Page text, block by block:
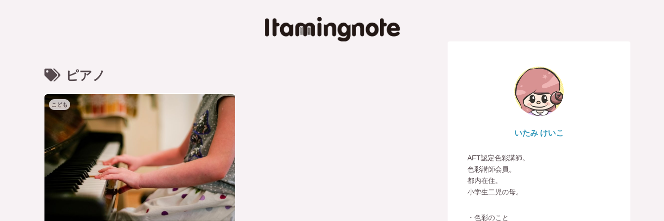
ピアノ
こども
いたみ けいこ
AFT認定色彩講師。
色彩講師会員。
都内在住。
小学生二児の母。
・色彩のこと